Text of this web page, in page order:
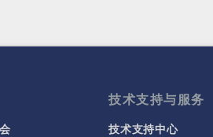
技术支持与服务
技术支持中心